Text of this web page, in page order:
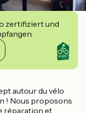
zertifiziert und
autour du vélo
! Nous proposons
réparation et